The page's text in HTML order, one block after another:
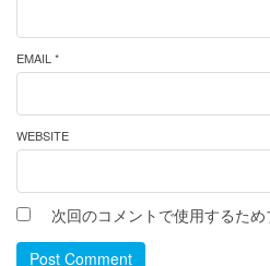
EMAIL *
WEBSITE
次回のコメントで使用するた
Post Comment